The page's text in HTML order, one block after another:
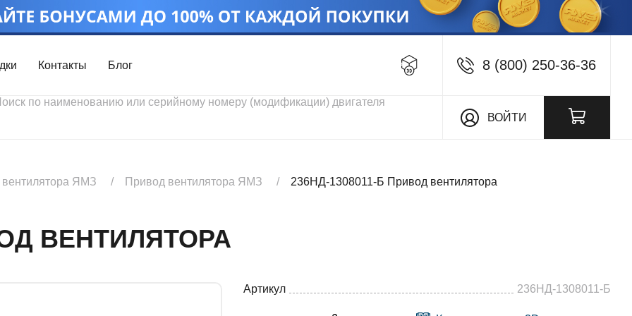
Контакты Блог 8 (800) 250-36-36
ВОЙТИ
Скидки
вентилятора ЯМЗ Привод вентилятора ЯМЗ 236НД-1308011-Б Привод вентилятора
ВЕНТИЛЯТОРА
Артикул 236НД-1308011-Б